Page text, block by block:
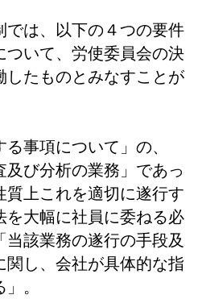
では、以下の４つの要件
ついて、労使委員会の決
したものとみなすことが
事項について」の、
び分析の業務」であっ
上これを適切に遂行す
を大幅に社員に委ねる必
該業務の遂行の手段及
関し、会社が具体的な指
。